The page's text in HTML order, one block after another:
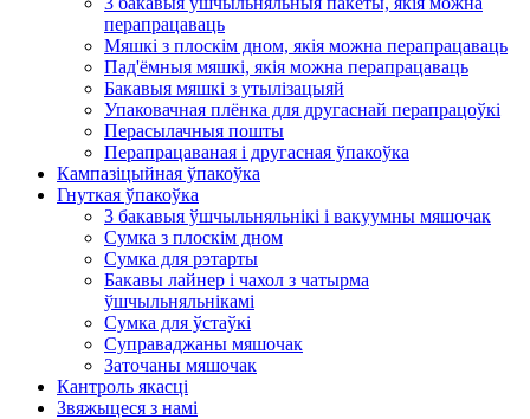
перапрацаваць
Мяшкі з плоскім дном, якія можна перапрацаваць
Пад'ёмныя мяшкі, якія можна перапрацаваць
Бакавыя мяшкі з утылізацыяй
Упаковачная плёнка для другаснай перапрацоўкі
Перасылачныя пошты
Перапрацаваная і другасная ўпакоўка
Кампазіцыйная ўпакоўка
Гнуткая ўпакоўка
3 бакавыя ўшчыльняльнікі і вакуумны мяшочак
Сумка з плоскім дном
Сумка для рэтарты
Бакавы лайнер і чахол з чатырма
ўшчыльняльнікамі
Сумка для ўстаўкі
Суправаджаны мяшочак
Заточаны мяшочак
Кантроль якасці
Звяжыцеся з намі